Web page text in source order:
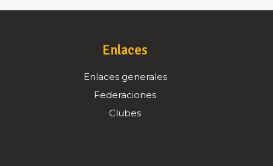
Enlaces
Enlaces generales
Federaciones
Clubes